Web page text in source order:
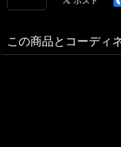
この商品とコーディ